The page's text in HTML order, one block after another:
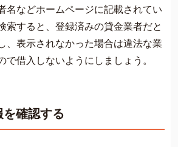
名などホームページに記載されてい
索すると、登録済みの貸金業者だと
、表示されなかった場合は違法な業
で借入しないようにしましょう。
確認する